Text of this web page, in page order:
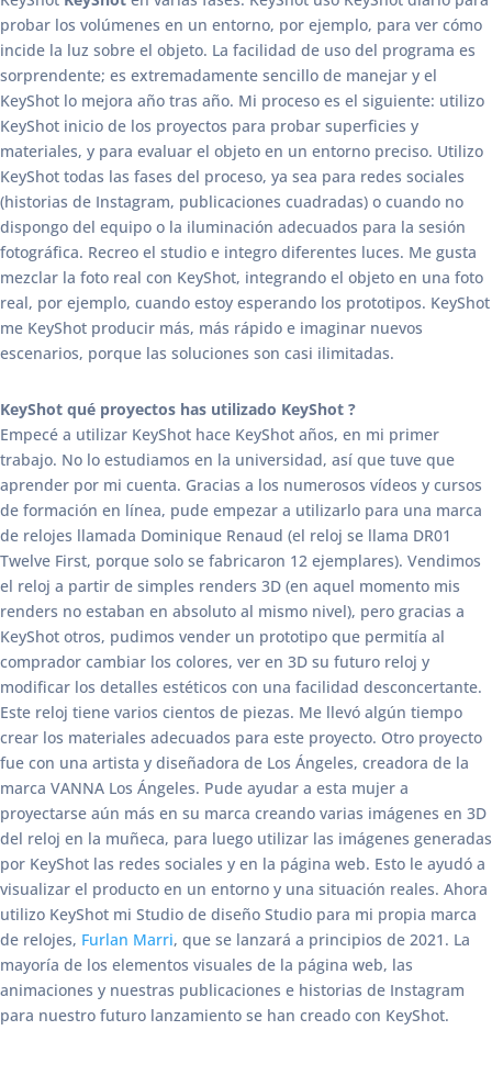
probar los volúmenes en un entorno, por ejemplo, para ver cómo
incide la luz sobre el objeto. La facilidad de uso del programa es
sorprendente; es extremadamente sencillo de manejar y el
KeyShot lo mejora año tras año. Mi proceso es el siguiente: utilizo
KeyShot inicio de los proyectos para probar superficies y
materiales, y para evaluar el objeto en un entorno preciso. Utilizo
KeyShot todas las fases del proceso, ya sea para redes sociales
(historias de Instagram, publicaciones cuadradas) o cuando no
dispongo del equipo o la iluminación adecuados para la sesión
fotográfica. Recreo el studio e integro diferentes luces. Me gusta
mezclar la foto real con KeyShot, integrando el objeto en una foto
real, por ejemplo, cuando estoy esperando los prototipos. KeyShot
me KeyShot producir más, más rápido e imaginar nuevos
escenarios, porque las soluciones son casi ilimitadas.
KeyShot qué proyectos has utilizado KeyShot ?
Empecé a utilizar KeyShot hace KeyShot años, en mi primer
trabajo. No lo estudiamos en la universidad, así que tuve que
aprender por mi cuenta. Gracias a los numerosos vídeos y cursos
de formación en línea, pude empezar a utilizarlo para una marca
de relojes llamada Dominique Renaud (el reloj se llama DR01
Twelve First, porque solo se fabricaron 12 ejemplares). Vendimos
el reloj a partir de simples renders 3D (en aquel momento mis
renders no estaban en absoluto al mismo nivel), pero gracias a
KeyShot otros, pudimos vender un prototipo que permitía al
comprador cambiar los colores, ver en 3D su futuro reloj y
modificar los detalles estéticos con una facilidad desconcertante.
Este reloj tiene varios cientos de piezas. Me llevó algún tiempo
crear los materiales adecuados para este proyecto. Otro proyecto
fue con una artista y diseñadora de Los Ángeles, creadora de la
marca VANNA Los Ángeles. Pude ayudar a esta mujer a
proyectarse aún más en su marca creando varias imágenes en 3D
del reloj en la muñeca, para luego utilizar las imágenes generadas
por KeyShot las redes sociales y en la página web. Esto le ayudó a
visualizar el producto en un entorno y una situación reales. Ahora
utilizo KeyShot mi Studio de diseño Studio para mi propia marca
de relojes, Furlan Marri, que se lanzará a principios de 2021. La
mayoría de los elementos visuales de la página web, las
animaciones y nuestras publicaciones e historias de Instagram
para nuestro futuro lanzamiento se han creado con KeyShot.